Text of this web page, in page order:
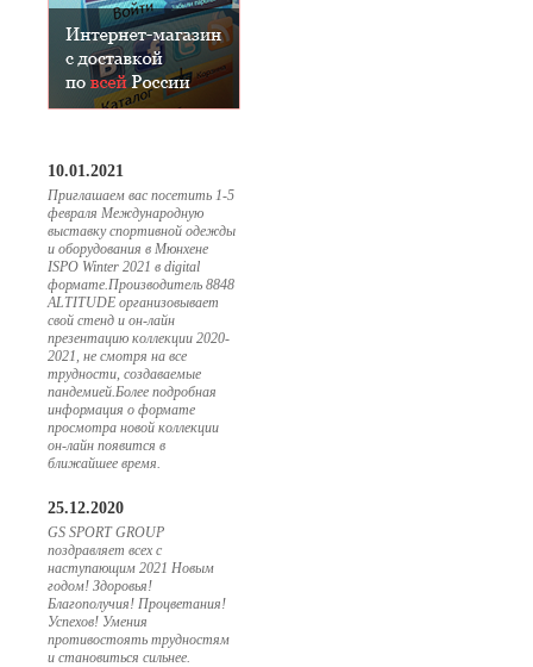
10.01.2021
Приглашаем вас посетить 1-5
февраля Международную
выставку спортивной одежды
и оборудования в Мюнхене
ISPO Winter 2021 в digital
формате.Производитель 8848
ALTITUDE организовывает
свой стенд и он-лайн
презентацию коллекции 2020-
2021, не смотря на все
трудности, создаваемые
пандемией.Более подробная
информация о формате
просмотра новой коллекции
он-лайн появится в
ближайшее время.
25.12.2020
GS SPORT GROUP
поздравляет всех с
наступающим 2021 Новым
годом! Здоровья!
Благополучия! Процветания!
Успехов! Умения
противостоять трудностям
и становиться сильнее.